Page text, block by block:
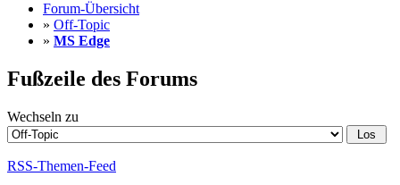
Forum-Übersicht
» Off-Topic
» MS Edge
Fußzeile des Forums
Wechseln zu
RSS-Themen-Feed